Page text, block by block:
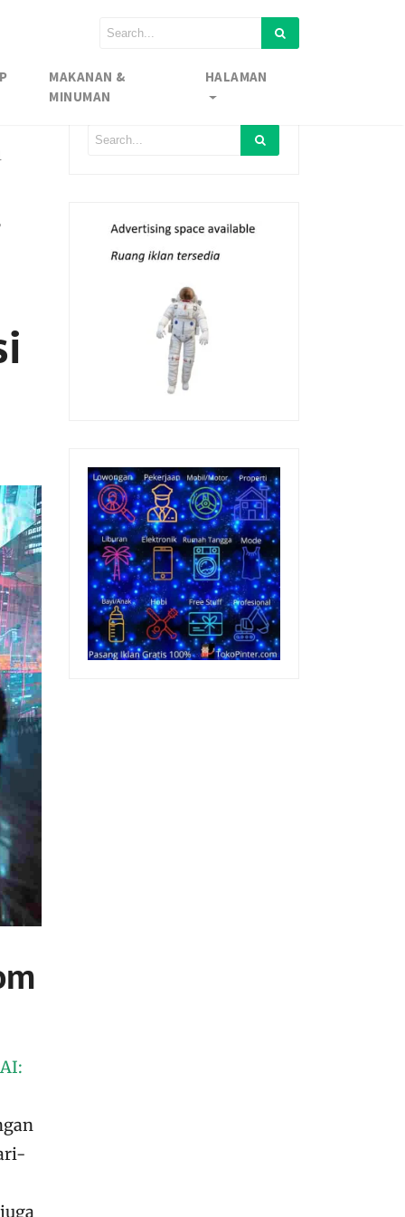
MAKANAN &
MINUMAN
HALAMAN